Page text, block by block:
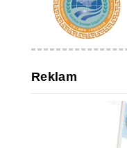
Reklam